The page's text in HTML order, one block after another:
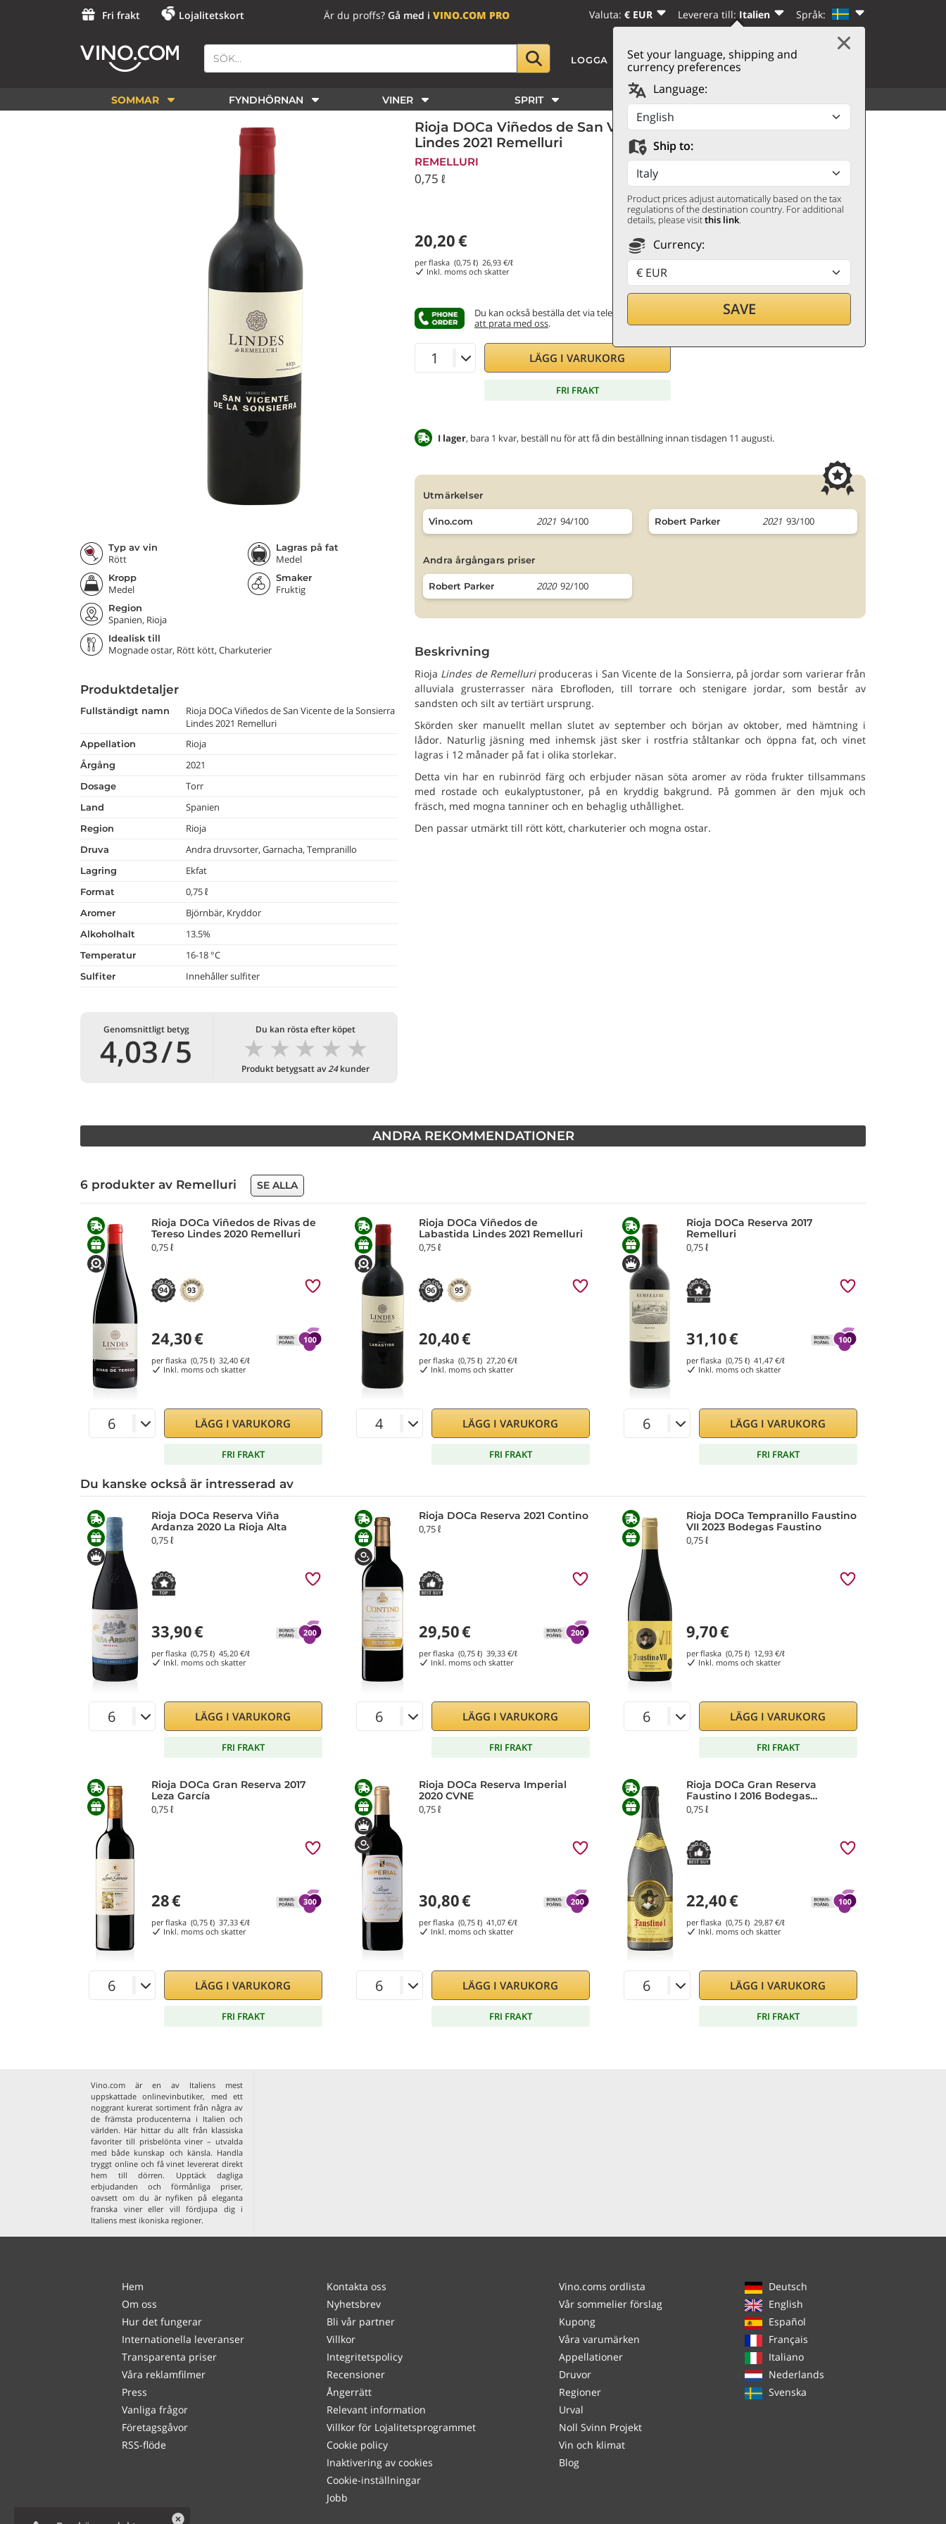
Fri frakt Lojalitetskort Är du proffs? Gå med i VINO.COM PRO Valuta: € EUR Leverera till: Italien Språk:
Set your language, shipping and
currency preferences
Language:
Ship to:
Product prices adjust automatically based on the tax
regulations of the destination country. For additional
details, please visitthis link.
Currency:
SAVE
LOGGA IN | REGISTRERA DIG VARUKORG
SOMMAR FYNDHÖRNAN VINER SPRIT UPPTÄCK
Typ av vin
Rött
Lagras på fat
Medel
Kropp
Medel
Smaker
Fruktig
Region
Spanien, Rioja
Idealisk till
Mognade ostar, Rött kött, Charkuterier
Produktdetaljer
fullständigt namn
Rioja DOCa Viñedos de San Vicente de la Sonsierra
Lindes 2021 Remelluri
appellation Rioja
årgång 2021
dosage Torr
land Spanien
region Rioja
druva Andra druvsorter, Garnacha, Tempranillo
lagring Ekfat
format 0,75 ℓ
aromer Björnbär, Kryddor
alkoholhalt 13.5%
temperatur 16-18 °C
Sulfiter Innehåller sulfiter
Genomsnittligt betyg
4,03/5
Du kan rösta efter köpet
★
★
★
★
★
Produkt betygsatt av24kunder
Rioja DOCa Viñedos de San Vicente de la Sonsierra
Lindes 2021 Remelluri
REMELLURI
0,75 ℓ
20,20€
per flaska (0,75 ℓ) 26,93 €/ℓ
Inkl. moms och skatter
Du kan också beställa det via telefon
att prata med oss.
LÄGG I VARUKORG
FRI FRAKT
I lager, bara 1 kvar, beställ nu för att få din beställning innan tisdagen 11 augusti.
utmärkelser
Vino.com 2021 94/100 Robert Parker 2021 93/100
andra årgångars priser
Robert Parker 2020 92/100
Beskrivning
Rioja Lindes de Remelluriproduceras i San Vicente de la Sonsierra, på jordar som varierar från
alluviala grusterrasser nära Ebrofloden, till torrare och stenigare jordar, som består av
sandsten och silt av tertiärt ursprung.
Skörden sker manuellt mellan slutet av september och början av oktober, med hämtning i
lådor. Naturlig jäsning med inhemsk jäst sker i rostfria ståltankar och öppna fat, och vinet
lagras i 12 månader på fat i olika storlekar.
Detta vin har en rubinröd färg och erbjuder näsan söta aromer av röda frukter tillsammans
med rostade och eukalyptustoner, på en kryddig bakgrund. På gommen är den mjuk och
fräsch, med mogna tanniner och en behaglig uthållighet.
Den passar utmärkt till rött kött, charkuterier och mogna ostar.
ANDRA REKOMMENDATIONER
6 produkter av Remelluri SE ALLA
Rioja DOCa Viñedos de Rivas de
Tereso Lindes 2020 Remelluri
0,75 ℓ
94 93
24,30€
per flaska (0,75 ℓ) 32,40 €/ℓ
Inkl. moms och skatter
LÄGG I VARUKORG
FRI FRAKT
Rioja DOCa Viñedos de
Labastida Lindes 2021 Remelluri
0,75 ℓ
96 95
20,40€
per flaska (0,75 ℓ) 27,20 €/ℓ
Inkl. moms och skatter
LÄGG I VARUKORG
FRI FRAKT
Rioja DOCa Reserva 2017
Remelluri
0,75 ℓ
31,10€
per flaska (0,75 ℓ) 41,47 €/ℓ
Inkl. moms och skatter
LÄGG I VARUKORG
FRI FRAKT
Du kanske också är intresserad av
Rioja DOCa Reserva Viña
Ardanza 2020 La Rioja Alta
0,75 ℓ
33,90€
per flaska (0,75 ℓ) 45,20 €/ℓ
Inkl. moms och skatter
LÄGG I VARUKORG
FRI FRAKT
Rioja DOCa Reserva 2021 Contino
0,75 ℓ
29,50€
per flaska (0,75 ℓ) 39,33 €/ℓ
Inkl. moms och skatter
LÄGG I VARUKORG
FRI FRAKT
Rioja DOCa Tempranillo Faustino
VII 2023 Bodegas Faustino
0,75 ℓ
9,70€
per flaska (0,75 ℓ) 12,93 €/ℓ
Inkl. moms och skatter
LÄGG I VARUKORG
FRI FRAKT
Rioja DOCa Gran Reserva 2017
Leza García
0,75 ℓ
28€
per flaska (0,75 ℓ) 37,33 €/ℓ
Inkl. moms och skatter
LÄGG I VARUKORG
FRI FRAKT
Rioja DOCa Reserva Imperial
2020 CVNE
0,75 ℓ
30,80€
per flaska (0,75 ℓ) 41,07 €/ℓ
Inkl. moms och skatter
LÄGG I VARUKORG
FRI FRAKT
Rioja DOCa Gran Reserva
Faustino I 2016 Bodegas
Faustino
0,75 ℓ
22,40€
per flaska (0,75 ℓ) 29,87 €/ℓ
Inkl. moms och skatter
LÄGG I VARUKORG
FRI FRAKT
Vino.com är en av Italiens mest
uppskattade onlinevinbutiker, med ett
noggrant kurerat sortiment från några av
de främsta producenterna i Italien och
världen. Här hittar du allt från klassiska
favoriter till prisbelönta viner – utvalda
med både kunskap och känsla. Handla
tryggt online och få vinet levererat direkt
hem till dörren. Upptäck dagliga
erbjudanden och förmånliga priser,
oavsett om du är nyfiken på eleganta
franska vinereller vill fördjupa dig i
Italiens mest ikoniska regioner.
Hem
Om oss
Hur det fungerar
Internationella leveranser
Transparenta priser
Våra reklamfilmer
Press
Vanliga frågor
Företagsgåvor
RSS-flöde
Kontakta oss
Nyhetsbrev
Bli vår partner
Villkor
Integritetspolicy
Recensioner
Ångerrätt
Relevant information
Villkor för Lojalitetsprogrammet
Cookie policy
Inaktivering av cookies
Cookie-inställningar
Jobb
Vino.coms ordlista
Vår sommelier förslag
Kupong
Våra varumärken
Appellationer
Druvor
Regioner
Urval
Noll Svinn Projekt
Vin och klimat
Blog
Deutsch
English
Español
Français
Italiano
Nederlands
Svenska